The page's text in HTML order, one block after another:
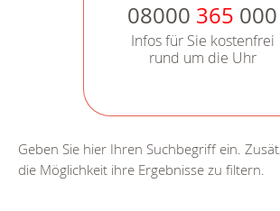
08000 365 000
Infos für Sie kostenfrei
rund um die Uhr
Geben Sie hier Ihren Suchbegriff ein.
die Möglichkeit ihre Ergebnisse zu filtern.